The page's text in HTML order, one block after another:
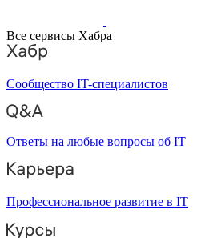
Все сервисы Хабра
Сообщество IT-специалистов
Ответы на любые вопросы об IT
Профессиональное развитие в IT